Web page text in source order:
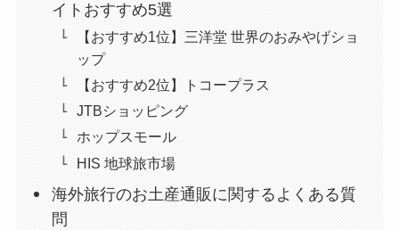
イトおすすめ5選
【おすすめ1位】三洋堂 世界のおみやげショ
ップ
【おすすめ2位】トコープラス
JTBショッピング
ホップスモール
HIS 地球旅市場
海外旅行のお土産通販に関するよくある質
問